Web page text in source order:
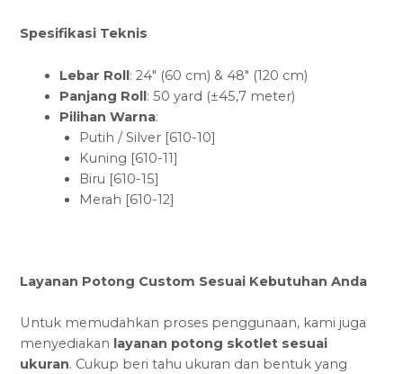
Spesifikasi Teknis
Lebar Roll: 24″ (60 cm) & 48″ (120 cm)
Panjang Roll: 50 yard (±45,7 meter)
Pilihan Warna:
Putih / Silver [610-10]
Kuning [610-11]
Biru [610-15]
Merah [610-12]
Layanan Potong Custom Sesuai Kebutuhan Anda
Untuk memudahkan proses penggunaan, kami juga
menyediakan layanan potong skotlet sesuai
ukuran. Cukup beri tahu ukuran dan bentuk yang